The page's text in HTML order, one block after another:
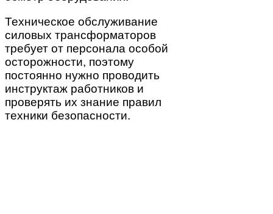
Техническое обслуживание
силовых трансформаторов
требует от персонала особой
осторожности, поэтому
постоянно нужно проводить
инструктаж работников и
проверять их знание правил
техники безопасности.